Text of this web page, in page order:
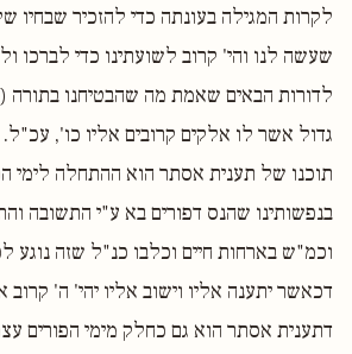
לקרות המגילה בעונתה כדי להזכיר שבחיו
שעשה לנו והי' קרוב לשועתינו כדי לברכו
לדורות הבאים שאמת מה שהבטיחנו בתורה
גדול אשר לו אלקים קרובים אליו כו',
תוכנו של תענית אסתר הוא ההתחלה לימי
בנפשותינו שהנס דפורים בא ע"י התשובה
וכמ"ש בארחות חיים וכלבו כנ"ל שזה
דכאשר יתענה אליו וישוב אליו יהי' ה' קרוב
דתענית אסתר הוא גם כחלק מימי הפורים